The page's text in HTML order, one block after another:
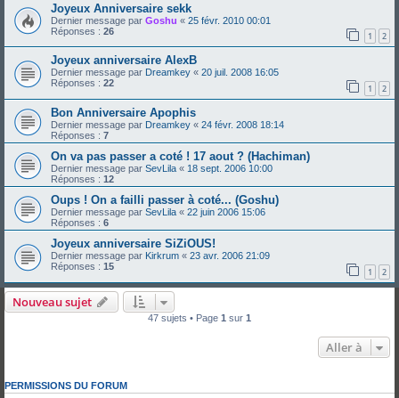
Joyeux Anniversaire sekk
Dernier message par Goshu « 25 févr. 2010 00:01
Réponses : 26 1 2
Joyeux anniversaire AlexB
Dernier message par Dreamkey « 20 juil. 2008 16:05
Réponses : 22 1 2
Bon Anniversaire Apophis
Dernier message par Dreamkey « 24 févr. 2008 18:14
Réponses : 7
On va pas passer a coté ! 17 aout ? (Hachiman)
Dernier message par SevLila « 18 sept. 2006 10:00
Réponses : 12
Oups ! On a failli passer à coté... (Goshu)
Dernier message par SevLila « 22 juin 2006 15:06
Réponses : 6
Joyeux anniversaire SiZiOUS!
Dernier message par Kirkrum « 23 avr. 2006 21:09
Réponses : 15 1 2
Nouveau sujet
47 sujets • Page 1 sur 1
Aller à
PERMISSIONS DU FORUM